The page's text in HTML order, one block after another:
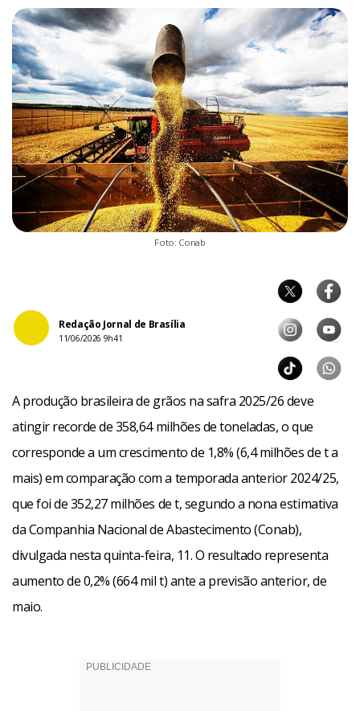
Foto: Conab
Redação Jornal de Brasília
11/06/2026 9h41
A produção brasileira de grãos na safra 2025/26 deve
atingir recorde de 358,64 milhões de toneladas, o que
corresponde a um crescimento de 1,8% (6,4 milhões de t a
mais) em comparação com a temporada anterior 2024/25,
que foi de 352,27 milhões de t, segundo a nona estimativa
da Companhia Nacional de Abastecimento (Conab),
divulgada nesta quinta-feira, 11. O resultado representa
aumento de 0,2% (664 mil t) ante a previsão anterior, de
maio.